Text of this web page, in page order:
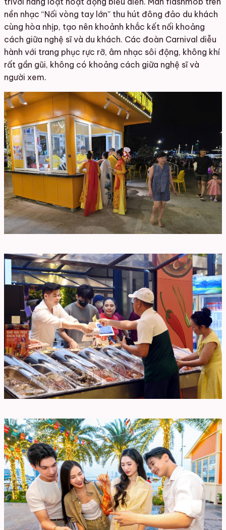
nền nhạc “Nối vòng tay lớn” thu hút đông đảo du khách
cùng hòa nhịp, tạo nên khoảnh khắc kết nối khoảng
cách giữa nghệ sĩ và du khách. Các đoàn Carnival diễu
hành với trang phục rực rỡ, âm nhạc sôi động, không khí
rất gần gũi, không có khoảng cách giữa nghệ sĩ và
người xem.